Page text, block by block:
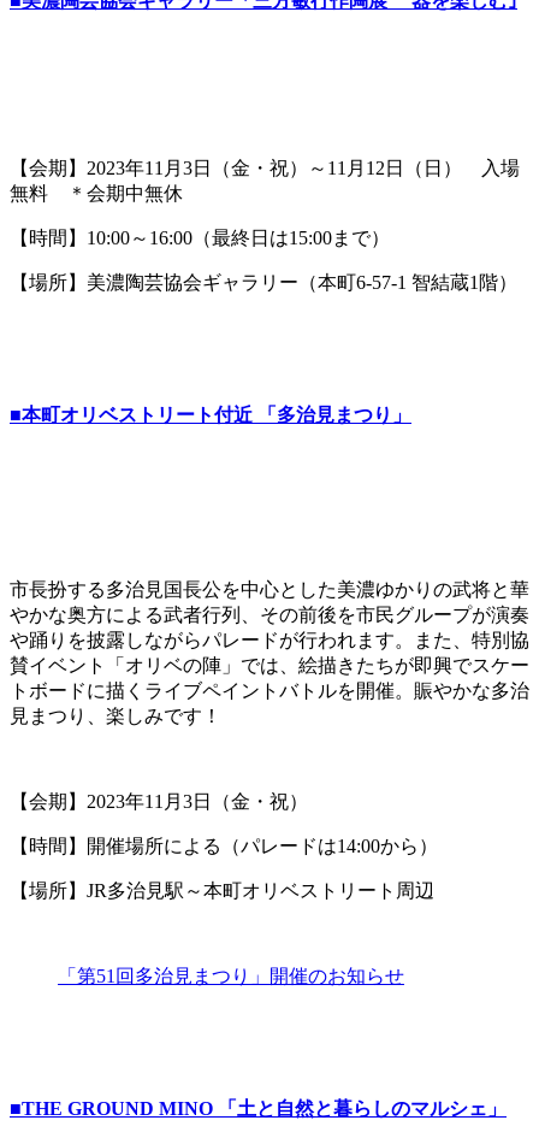
【会期】2023年11月3日（金・祝）～11月12日（日） 入場
無料 ＊会期中無休
【時間】10:00～16:00（最終日は15:00まで）
【場所】美濃陶芸協会ギャラリー（本町6-57-1 智結蔵1階）
■本町オリベストリート付近 「多治見まつり」
市長扮する多治見国長公を中心とした美濃ゆかりの武将と華
やかな奥方による武者行列、その前後を市民グループが演奏
や踊りを披露しながらパレードが行われます。また、特別協
賛イベント「オリベの陣」では、絵描きたちが即興でスケー
トボードに描くライブペイントバトルを開催。賑やかな多治
見まつり、楽しみです！
【会期】2023年11月3日（金・祝）
【時間】開催場所による（パレードは14:00から）
【場所】JR多治見駅～本町オリベストリート周辺
「第51回多治見まつり」開催のお知らせ
■THE GROUND MINO 「土と自然と暮らしのマルシェ」